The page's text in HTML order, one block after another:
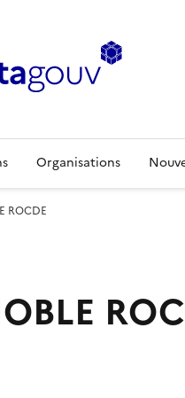
Organisations
ROCDE